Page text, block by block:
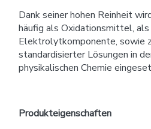
Dank seiner hohen Reinheit
häufig als Oxidationsmittel, als
Elektrolytkomponente, sowie
standardisierter Lösungen in
physikalischen Chemie
Produkteigenschaften